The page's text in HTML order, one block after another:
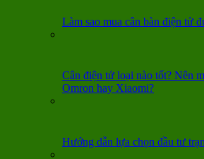
Làm sao mua cân bàn điện tử
Cân điện tử loại nào tốt? Nên
Omron hay Xiaomi?
Hướng dẫn lựa chọn đầu tư